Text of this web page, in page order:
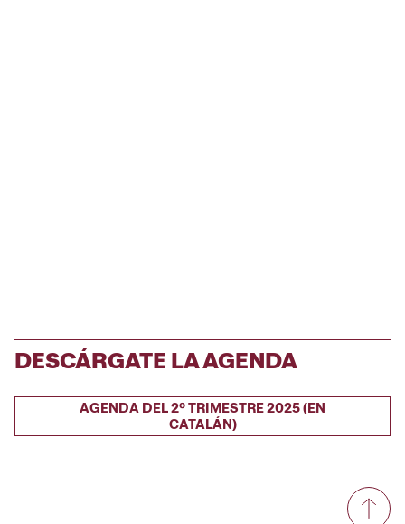
DESCÁRGATE LA AGENDA
AGENDA DEL 2º TRIMESTRE 2025 (EN
CATALÁN)